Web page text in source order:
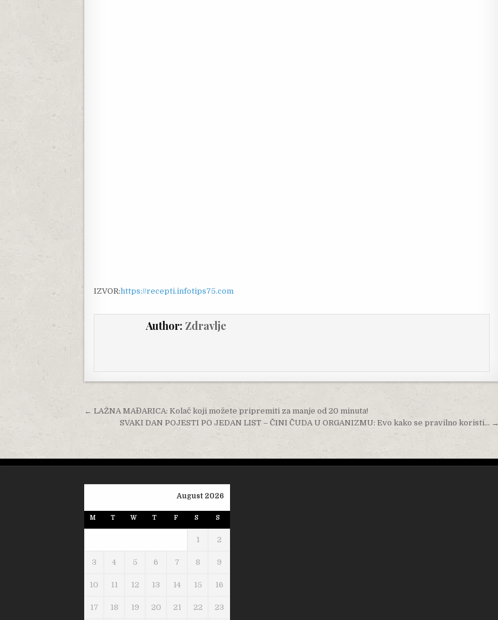
IZVOR:https://recepti.infotips75.com
Author: Zdravlje
Post navigation
← LAŽNA MAĐARICA: Kolač koji možete pripremiti za manje od 20 minuta!
SVAKI DAN POJESTI PO JEDAN LIST – ČINI ČUDA U ORGANIZMU: Evo kako se pravilno koristi… →
August 2026
M T W T F S S
1 2
3 4 5 6 7 8 9
10 11 12 13 14 15 16
17 18 19 20 21 22 23